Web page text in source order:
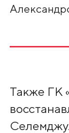
Также ГК